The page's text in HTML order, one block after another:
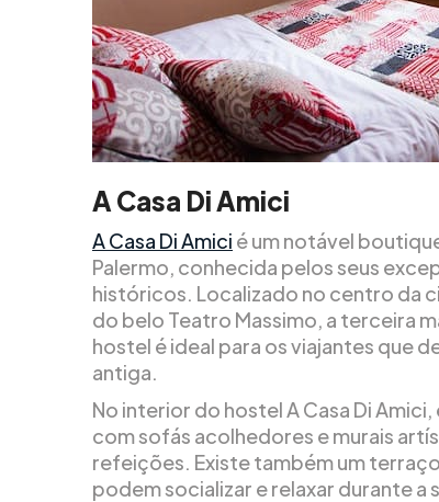
A Casa Di Amici
A Casa Di Amici é um notável
Palermo, conhecida pelos seus
históricos. Localizado no centro da
do belo Teatro Massimo, a terceira
hostel é ideal para os viajantes que
antiga.
No interior do hostel A Casa Di
com sofás acolhedores e murais
refeições. Existe também um
podem socializar e relaxar durante a